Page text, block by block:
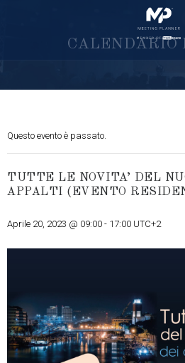
CALEN DARIO
Questo evento è passato.
TUTTE LE NOVITA’ DEL
APPALTI (EVENTO
Aprile 20, 2023 @ 09:00 - 17:00 UTC+2